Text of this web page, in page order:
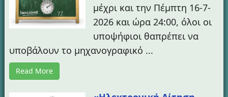
μέχρι και την Πέμπτη 16-7-
2026 και ώρα 24:00, όλοι οι
υποψήφιοι θαπρέπει να
υποβάλουν το μηχανογραφικό ...
Read More